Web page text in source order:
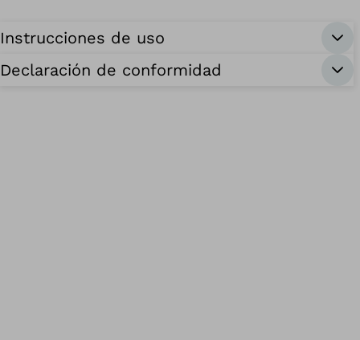
Instrucciones de uso
Declaración de conformidad